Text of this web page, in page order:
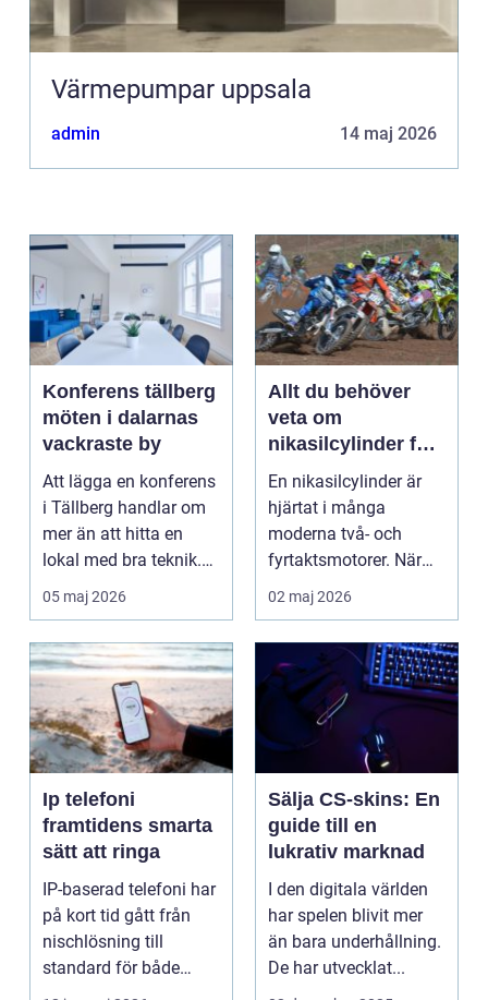
Värmepumpar uppsala
admin 14 maj 2026
Konferens tällberg
möten i dalarnas
vackraste by
Att lägga en konferens
i Tällberg handlar om
mer än att hitta en
lokal med bra teknik.
Den lilla byn...
05 maj 2026
Allt du behöver
veta om
nikasilcylinder för
motorcykel och
snöskoter
En nikasilcylinder är
hjärtat i många
moderna två- och
fyrtaktsmotorer. När
den fungerar som den
02 maj 2026
Ip telefoni
framtidens smarta
sätt att ringa
IP-baserad telefoni har
på kort tid gått från
nischlösning till
standard för både
företag och privat...
Sälja CS-skins: En
guide till en
lukrativ marknad
I den digitala världen
har spelen blivit mer
än bara underhållning.
De har utvecklat...